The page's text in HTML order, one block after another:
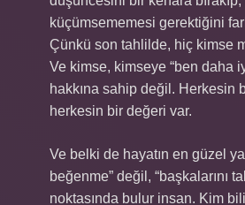
küçümsememesi gerektiğini
Çünkü son tahlilde, hiç kimse
Ve kimse, kimseye “ben daha
hakkına sahip değil. Herkesin
herkesin bir değeri var.
Ve belki de hayatın en güzel
beğenme” değil, “başkalarını
noktasında bulur insan. Kim